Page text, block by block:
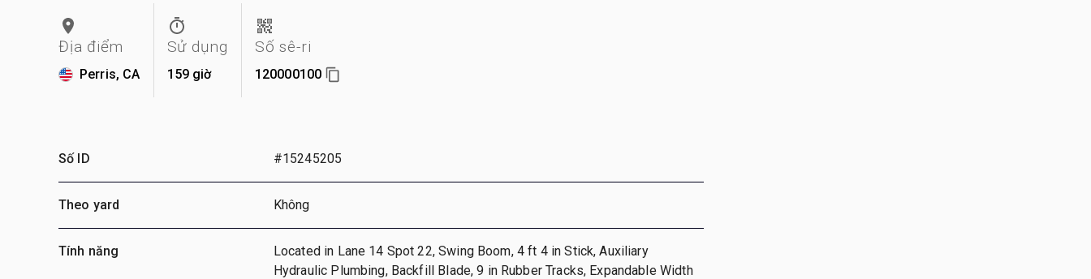
Địa điểm
Perris, CA
Sử dụng
159 giờ
Số sê-ri
120000100
Số ID #15245205
Theo yard Không
Tính năng
Located in Lane 14 Spot 22, Swing Boom, 4 ft 4 in Stick, Auxiliary
Hydraulic Plumbing, Backfill Blade, 9 in Rubber Tracks, Expandable Width